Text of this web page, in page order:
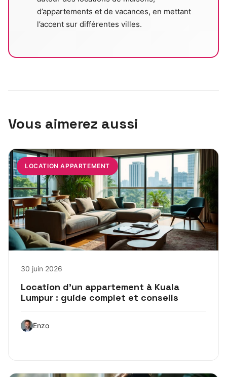
d’appartements et de vacances, en mettant
l’accent sur différentes villes.
Vous aimerez aussi
LOCATION APPARTEMENT
30 juin 2026
Location d’un appartement à Kuala
Lumpur : guide complet et conseils
Enzo